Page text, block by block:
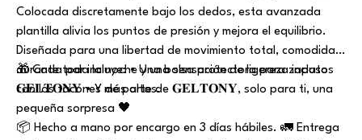
Colocada discretamente bajo los dedos, esta avanzada
plantilla alivia los puntos de presión y mejora el equilibrio.
Diseñada para una libertad de movimiento total, comodidad
durante toda la noche y una sensación de ligereza incluso
con los tacones más altos.
🎁 Cada par incluye: • Una bolsa protectora para zapatos
𝐆𝐄𝐋𝐓𝐎𝐍𝐘 • Y de parte de 𝐆𝐄𝐋𝐓𝐎𝐍𝐘, solo para ti, una
pequeña sorpresa 🖤
📦 Hecho a mano por encargo en 3 días hábiles. 🚛 Entrega